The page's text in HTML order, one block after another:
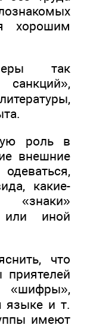
хорошим
так
роль в
внешние
какие-
или иной
что
приятелей
языке и т.
имеют